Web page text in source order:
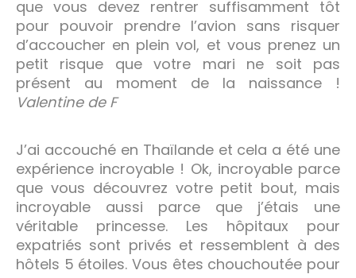
que vous devez rentrer suffisamment tôt
pour pouvoir prendre l’avion sans risquer
d’accoucher en plein vol, et vous prenez un
petit risque que votre mari ne soit pas
présent au moment de la naissance !
Valentine de F
J’ai accouché en Thaïlande et cela a été une
expérience incroyable ! Ok, incroyable parce
que vous découvrez votre petit bout, mais
incroyable aussi parce que j’étais une
véritable princesse. Les hôpitaux pour
expatriés sont privés et ressemblent à des
hôtels 5 étoiles. Vous êtes chouchoutée pour